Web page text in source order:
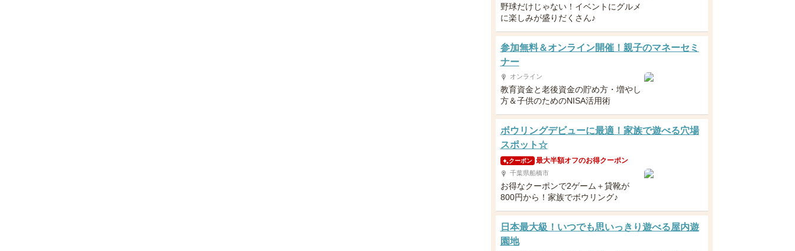
野球だけじゃない！イベントにグルメ
に楽しみが盛りだくさん♪
参加無料＆オンライン開催！親子のマネーセミ
ナー
オンライン
教育資金と老後資金の貯め方・増やし
方＆子供のためのNISA活用術
ボウリングデビューに最適！家族で遊べる穴場
スポット☆
クーポン 最大半額オフのお得クーポン
千葉県船橋市
お得なクーポンで2ゲーム＋貸靴が
800円から！家族でボウリング♪
日本最大級！いつでも思いっきり遊べる屋内遊
園地